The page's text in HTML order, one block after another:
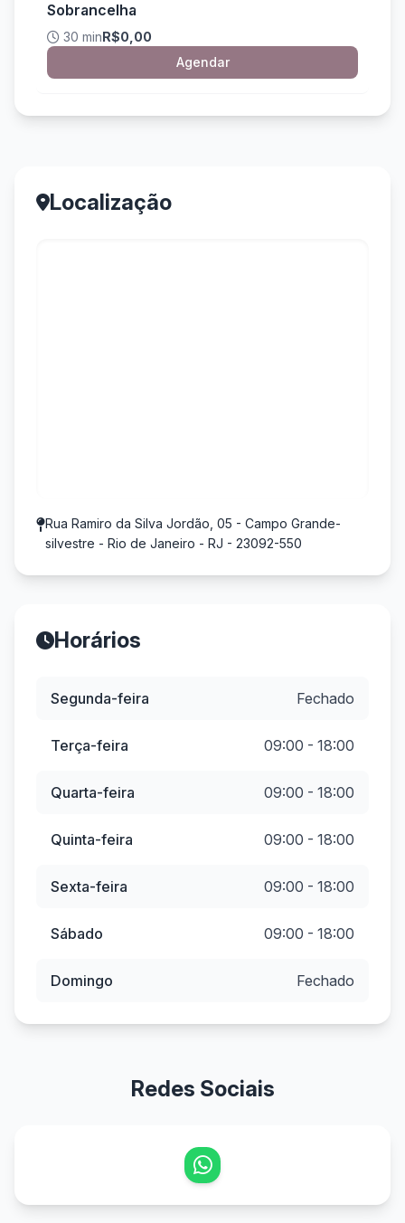
Sobrancelha
30 minR$0,00
Agendar
Localização
Rua Ramiro da Silva Jordão, 05 - Campo Grande-
silvestre - Rio de Janeiro - RJ - 23092-550
Horários
Segunda-feira Fechado
Terça-feira 09:00 - 18:00
Quarta-feira 09:00 - 18:00
Quinta-feira 09:00 - 18:00
Sexta-feira 09:00 - 18:00
Sábado 09:00 - 18:00
Domingo Fechado
Redes Sociais